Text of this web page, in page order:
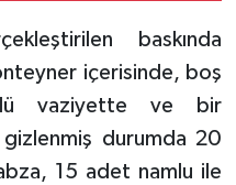
baskında
içerisinde, boş
vaziyette ve bir
gizlenmiş durumda 20
15 adet namlu ile